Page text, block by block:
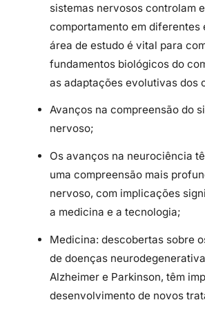
sistemas nervosos controlam
comportamento em diferentes
área de estudo é vital para
fundamentos biológicos do
as adaptações evolutivas dos
Avanços na compreensão do
nervoso;
Os avanços na neurociência
uma compreensão mais
nervoso, com implicações
a medicina e a tecnologia;
Medicina: descobertas sobre
de doenças
Alzheimer e Parkinson, têm
desenvolvimento de novos